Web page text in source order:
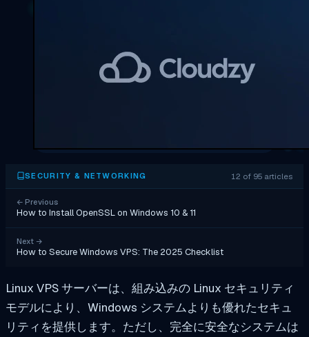
SECURITY & NETWORKING 12 of 95 articles
← Previous
How to Install OpenSSL on Windows 10 & 11
Next →
How to Secure Windows VPS: The 2025 Checklist
Linux VPS サーバーは、組み込みの Linux セキュリティ
モデルにより、Windows システムよりも優れたセキュ
リティを提供します。ただし、完全に安全なシステムは